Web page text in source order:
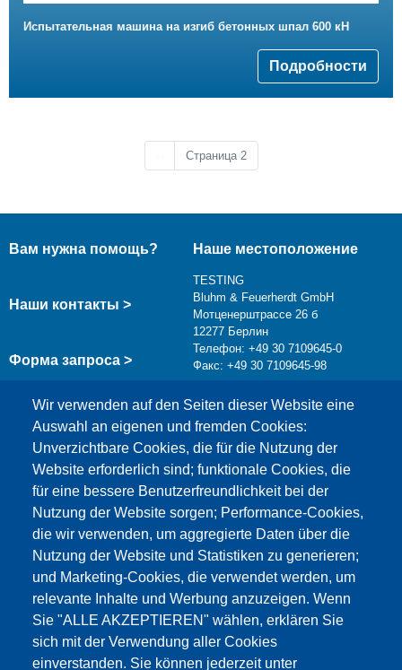
Испытательная машина на изгиб бетонных шпал 600 кН
Подробности
Предыдущая страница
Страница 2
Wir verwenden auf den Seiten dieser Website eine
Auswahl an eigenen und fremden Cookies:
Unverzichtbare Cookies, die für die Nutzung der
Website erforderlich sind; funktionale Cookies, die
für eine bessere Benutzerfreundlichkeit bei der
Nutzung der Website sorgen; Performance-Cookies,
die wir verwenden, um aggregierte Daten über die
Nutzung der Website und Statistiken zu generieren;
und Marketing-Cookies, die verwendet werden, um
relevante Inhalte und Werbung anzuzeigen. Wenn
Sie "ALLE AKZEPTIEREN" wählen, erklären Sie
sich mit der Verwendung aller Cookies
einverstanden. Sie können jederzeit unter
Вам нужна помощь?
Наши контакты >
Форма запроса >
Наше местоположение
TESTING
Bluhm & Feuerherdt GmbH
Мотценерштрассе 26 б
12277 Берлин
Телефон: +49 30 7109645-0
Факс: +49 30 7109645-98
info@testing.de
Этот материал заблокирован, потому что
файлы cookie Google Maps не были приняты.
НЕОБХОДИМО ПРИНЯТЬ ТОЛЬКО
ФАЙЛЫ COOKIE GOOGLE MAPS.
Alle Cookies akzeptieren